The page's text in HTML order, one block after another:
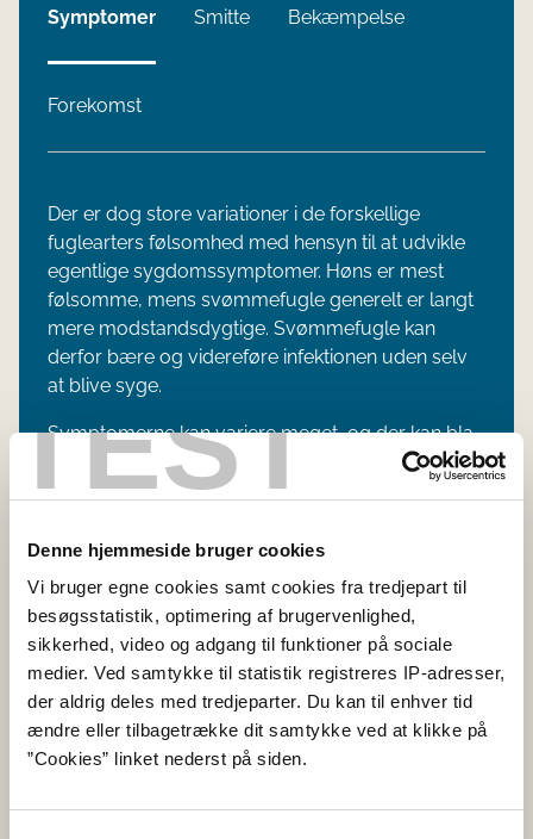
TEST
Denne hjemmeside bruger cookies
Vi bruger egne cookies samt cookies fra tredjepart til
besøgsstatistik, optimering af brugervenlighed,
sikkerhed, video og adgang til funktioner på sociale
medier. Ved samtykke til statistik registreres IP-adresser,
der aldrig deles med tredjeparter. Du kan til enhver tid
ændre eller tilbagetrække dit samtykke ved at klikke på
”Cookies” linket nederst på siden.
Symptomer Smitte Bekæmpelse
Forekomst
Der er dog store variationer i de forskellige
fuglearters følsomhed med hensyn til at udvikle
egentlige sygdomssymptomer. Høns er mest
følsomme, mens svømmefugle generelt er langt
mere modstandsdygtige. Svømmefugle kan
derfor bære og videreføre infektionen uden selv
at blive syge.
Symptomerne kan variere meget, og der ka​n bla​
ndt andet ses høj dødelighed uden forudgå​ende
sygdom. Dødeligheden kan være op til 100 pct.
Nedstemthed
Generel svækkelse
Diarré
Ødemer, specielt i hovedet
Åndedrætsbesvær
Bevægelsesforstyrrelser som fx lammelser